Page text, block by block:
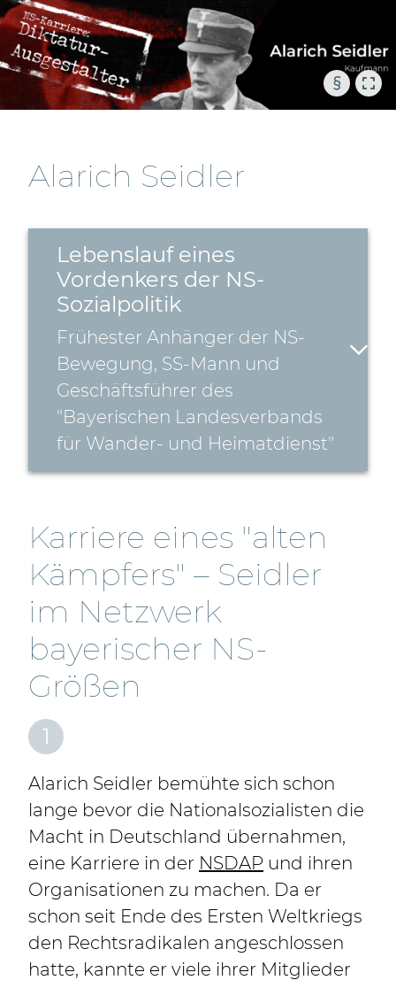
§
Alarich Seidler
Lebenslauf eines
Vordenkers der NS-
Sozialpolitik
Frühester Anhänger der NS-
Bewegung, SS-Mann und
Geschäftsführer des
"Bayerischen Landesverbands
für Wander- und Heimatdienst"
Karriere eines "alten
Kämpfers" – Seidler
im Netzwerk
bayerischer NS-
Größen
1
Alarich Seidler bemühte sich schon
lange bevor die Nationalsozialisten die
Macht in Deutschland übernahmen,
eine Karriere in der NSDAP und ihren
Organisationen zu machen. Da er
schon seit Ende des Ersten Weltkriegs
den Rechtsradikalen angeschlossen
hatte, kannte er viele ihrer Mitglieder